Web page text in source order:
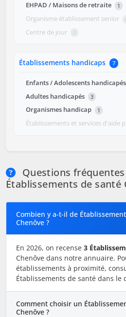
EHPAD / Maisons de retraite 1
Organisme établissement senior
Centre de jour 0
Établissements handicaps 7
Enfants / Adolescents handicapés
Adultes handicapés 3
Organismes handicap 1
Établissements et services d'aide
Questions
Établissements de santé
Combien y a-t-il de
Chenôve ?
En 2026, on recense 3
Chenôve dans notre annuaire.
établissements à proximité,
Établissements de santé dans le
Comment choisir un
Chenôve ?